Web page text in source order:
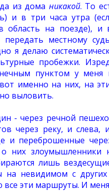
из дома никакой. То
и в три часа утра
область на поезде), и
передать местному
я делаю
пробежки.
пунктом у меня
именно на них, на
выловить.
- через речной
через реку, и слева,
и переброшенные
о них злоумышленники
лишь
невидимом с других
все эти маршруты. И